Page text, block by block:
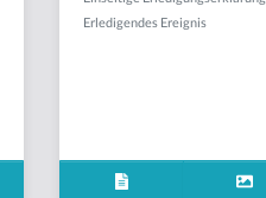
Erledigendes Ereignis